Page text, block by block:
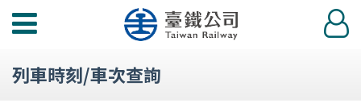
功
選
登
入
列車時刻/車次查詢